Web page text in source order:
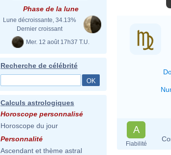
Phase de la lune
Lune décroissante, 34.13%
Dernier croissant
Mer. 12 août 17h37 T.U.
Recherche de célébrité
Calculs astrologiques
Horoscope personnalisé
Horoscope du jour
Personnalité
Ascendant et thème astral
A
Fiabilité